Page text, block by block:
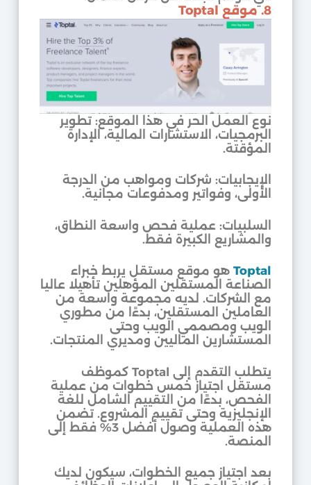
8. موقع Toptal
نوع العمل الحر في هذا الموقع: تطوير
البرمجيات، الاستشارات المالية، الإدارة
المؤقتة.
الإيجابيات: شركات ومواهب من الدرجة
الأولى، وفواتير ومدفوعات مجانية.
السلبيات: عملية فحص واسعة النطاق،
والمشاريع الكبيرة فقط.
Toptal هو موقع مستقل يربط خبراء
الصناعة المستقلين المؤهلين تأهيلا عاليا
مع الشركات. لديه مجموعة واسعة من
العاملين المستقلين، بدءًا من مطوري
الويب ومصممي الويب وحتى
المستشارين الماليين ومديري المنتجات.
يتطلب التقدم إلى Toptal كموظف
مستقل اجتياز خمس خطوات من عملية
الفحص، بدءًا من التقييم الشامل للغة
الإنجليزية وحتى تقييم المشروع. تضمن
هذه العملية وصول أفضل 3% فقط إلى
المنصة.
بعد اجتياز جميع الخطوات، سيكون لديك